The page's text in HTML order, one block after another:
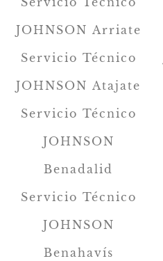
JOHNSON Arriate
Servicio Técnico
JOHNSON Atajate
Servicio Técnico
JOHNSON
Benadalid
Servicio Técnico
JOHNSON
Benahavís